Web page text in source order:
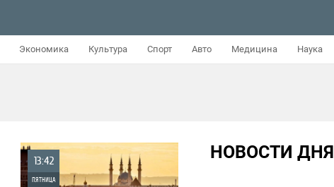
Экономика Культура Спорт Авто Медицина Наука
13:42
ПЯТНИЦА
НОВОСТИ ДНЯ